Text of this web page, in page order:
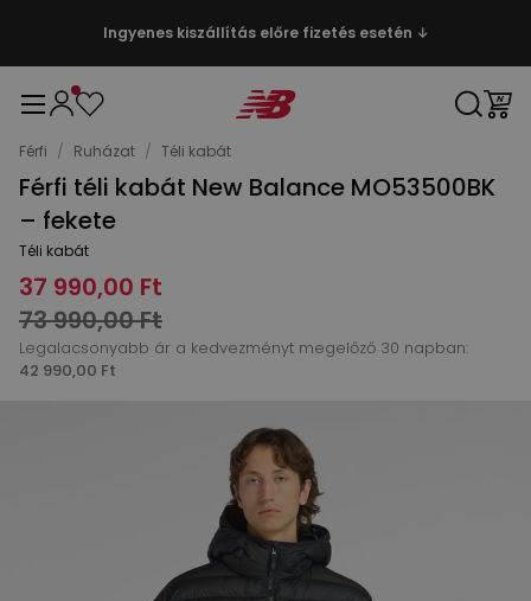
Ingyenes kiszállítás előre fizetés esetén ↓
Férfi / Ruházat / Téli kabát
Férfi téli kabát New Balance MO53500BK
– fekete
Téli kabát
37 990,00 Ft
73 990,00 Ft
Legalacsonyabb ár a kedvezményt megelőző 30 napban:
42 990,00 Ft